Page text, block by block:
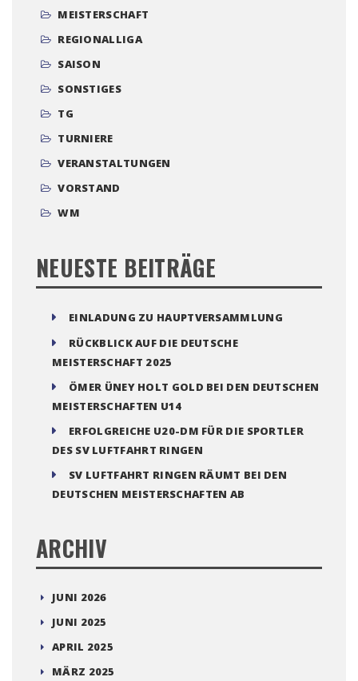
MEISTERSCHAFT
REGIONALLIGA
SAISON
SONSTIGES
TG
TURNIERE
VERANSTALTUNGEN
VORSTAND
WM
NEUESTE BEITRÄGE
EINLADUNG ZU HAUPTVERSAMMLUNG
RÜCKBLICK AUF DIE DEUTSCHE
MEISTERSCHAFT 2025
ÖMER ÜNEY HOLT GOLD BEI DEN DEUTSCHEN
MEISTERSCHAFTEN U14
ERFOLGREICHE U20-DM FÜR DIE SPORTLER
DES SV LUFTFAHRT RINGEN
SV LUFTFAHRT RINGEN RÄUMT BEI DEN
DEUTSCHEN MEISTERSCHAFTEN AB
ARCHIV
JUNI 2026
JUNI 2025
APRIL 2025
MÄRZ 2025